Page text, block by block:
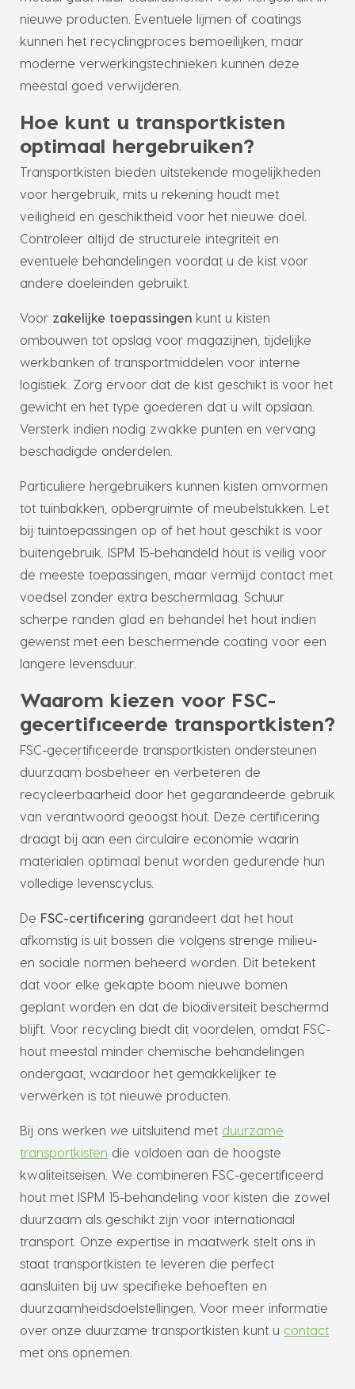
nieuwe producten. Eventuele lijmen of coatings
kunnen het recyclingproces bemoeilijken, maar
moderne verwerkingstechnieken kunnen deze
meestal goed verwijderen.
Hoe kunt u transportkisten
optimaal hergebruiken?
Transportkisten bieden uitstekende mogelijkheden
voor hergebruik, mits u rekening houdt met
veiligheid en geschiktheid voor het nieuwe doel.
Controleer altijd de structurele integriteit en
eventuele behandelingen voordat u de kist voor
andere doeleinden gebruikt.
Voor zakelijke toepassingen kunt u kisten
ombouwen tot opslag voor magazijnen, tijdelijke
werkbanken of transportmiddelen voor interne
logistiek. Zorg ervoor dat de kist geschikt is voor het
gewicht en het type goederen dat u wilt opslaan.
Versterk indien nodig zwakke punten en vervang
beschadigde onderdelen.
Particuliere hergebruikers kunnen kisten omvormen
tot tuinbakken, opbergruimte of meubelstukken. Let
bij tuintoepassingen op of het hout geschikt is voor
buitengebruik. ISPM 15-behandeld hout is veilig voor
de meeste toepassingen, maar vermijd contact met
voedsel zonder extra beschermlaag. Schuur
scherpe randen glad en behandel het hout indien
gewenst met een beschermende coating voor een
langere levensduur.
Waarom kiezen voor FSC-
gecertificeerde transportkisten?
FSC-gecertificeerde transportkisten ondersteunen
duurzaam bosbeheer en verbeteren de
recycleerbaarheid door het gegarandeerde gebruik
van verantwoord geoogst hout. Deze certificering
draagt bij aan een circulaire economie waarin
materialen optimaal benut worden gedurende hun
volledige levenscyclus.
De FSC-certificering garandeert dat het hout
afkomstig is uit bossen die volgens strenge milieu-
en sociale normen beheerd worden. Dit betekent
dat voor elke gekapte boom nieuwe bomen
geplant worden en dat de biodiversiteit beschermd
blijft. Voor recycling biedt dit voordelen, omdat FSC-
hout meestal minder chemische behandelingen
ondergaat, waardoor het gemakkelijker te
verwerken is tot nieuwe producten.
Bij ons werken we uitsluitend met duurzame
transportkisten die voldoen aan de hoogste
kwaliteitseisen. We combineren FSC-gecertificeerd
hout met ISPM 15-behandeling voor kisten die zowel
duurzaam als geschikt zijn voor internationaal
transport. Onze expertise in maatwerk stelt ons in
staat transportkisten te leveren die perfect
aansluiten bij uw specifieke behoeften en
duurzaamheidsdoelstellingen. Voor meer informatie
over onze duurzame transportkisten kunt u contact
met ons opnemen.